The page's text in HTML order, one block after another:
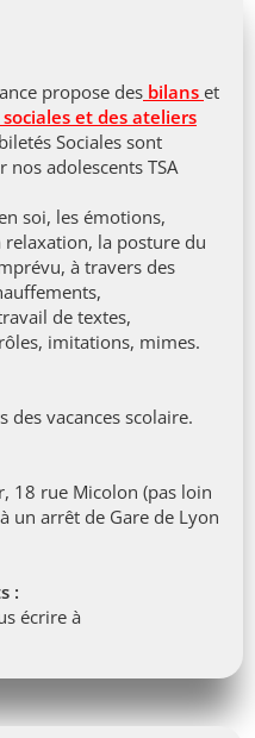
propose des bilans et
et des ateliers
Sociales sont
adolescents TSA
soi, les émotions,
relaxation, la posture du
à travers des
de textes,
imitations, mimes.
des vacances scolaire.
18 rue Micolon (pas loin
un arrêt de Gare de Lyon
:
écrire à